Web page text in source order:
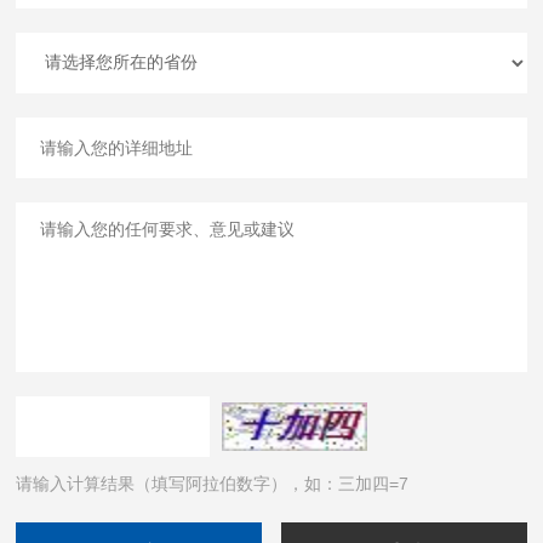
请输入计算结果（填写阿拉伯数字），如：三加四=7